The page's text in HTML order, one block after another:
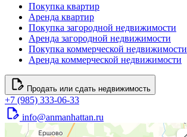
Покупка квартир
Аренда квартир
Покупка загородной недвижимости
Аренда загородной недвижимости
Покупка коммерческой недвижимости
Аренда коммерческой недвижимости
Продать или сдать недвижимость
+7 (985) 333-06-33
info@anmanhattan.ru